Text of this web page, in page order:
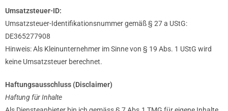
Umsatzsteuer-ID:
Umsatzsteuer-Identifikationsnummer gemäß § 27 a UStG:
DE365277908
Hinweis: Als Kleinunternehmer im Sinne von § 19 Abs. 1 UStG wird
keine Umsatzsteuer berechnet.
Haftungsausschluss (Disclaimer)
Haftung für Inhalte